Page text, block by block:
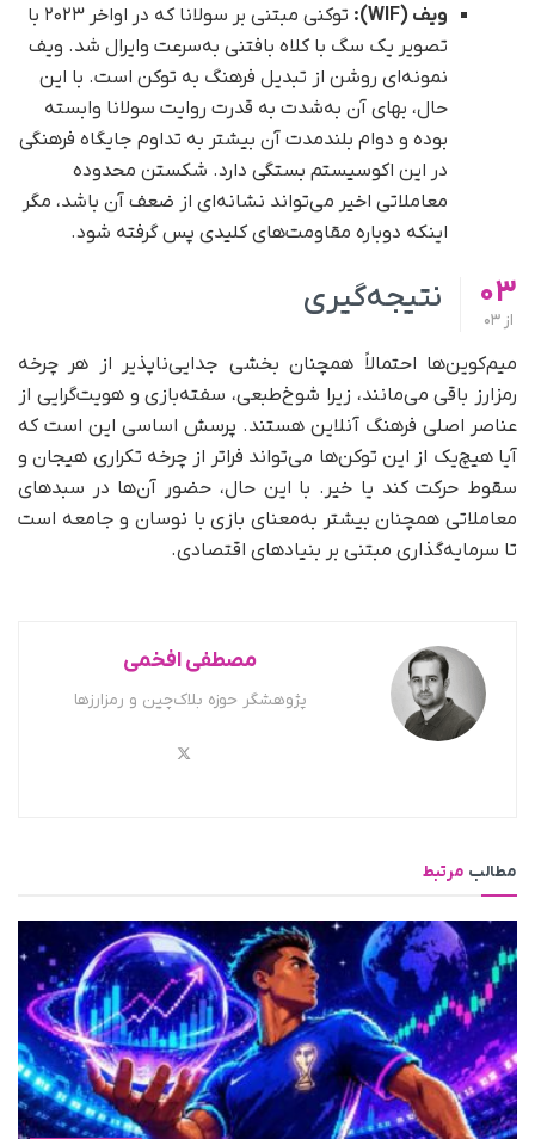
ویف (WIF):
توکنی مبتنی بر سولانا که در اواخر ۲۰۲۳ با
تصویر یک سگ با کلاه بافتنی به‌سرعت وایرال شد. ویف
نمونه‌ای روشن از تبدیل فرهنگ به توکن است. با این
حال، بهای آن به‌شدت به قدرت روایت سولانا وابسته
بوده و دوام بلندمدت آن بیشتر به تداوم جایگاه فرهنگی
در این اکوسیستم بستگی دارد. شکستن محدوده
معاملاتی اخیر می‌تواند نشانه‌ای از ضعف آن باشد، مگر
اینکه دوباره مقاومت‌های کلیدی پس گرفته شود.
03
از 03
نتیجه‌گیری
میم‌کوین‌ها احتمالاً همچنان بخشی جدایی‌ناپذیر از هر چرخه
رمزارز باقی می‌مانند، زیرا شوخ‌طبعی، سفته‌بازی و هویت‌گرایی از
عناصر اصلی فرهنگ آنلاین هستند. پرسش اساسی این است که
آیا هیچ‌یک از این توکن‌ها می‌تواند فراتر از چرخه تکراری هیجان و
سقوط حرکت کند یا خیر. با این حال، حضور آن‌ها در سبدهای
معاملاتی همچنان بیشتر به‌معنای بازی با نوسان و جامعه است
تا سرمایه‌گذاری مبتنی بر بنیادهای اقتصادی.
مصطفی افخمی
پژوهشگر حوزه بلاک‌چین و رمزارزها
مطالب مرتبط